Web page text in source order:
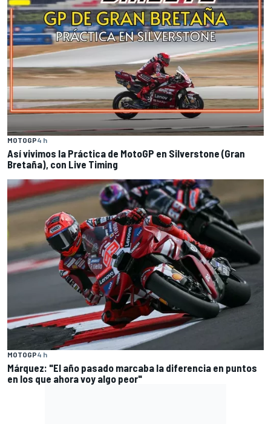
MOTOGP4 h
Así vivimos la Práctica de MotoGP en Silverstone (Gran
Bretaña), con Live Timing
MOTOGP4 h
Márquez: "El año pasado marcaba la diferencia en puntos
en los que ahora voy algo peor"